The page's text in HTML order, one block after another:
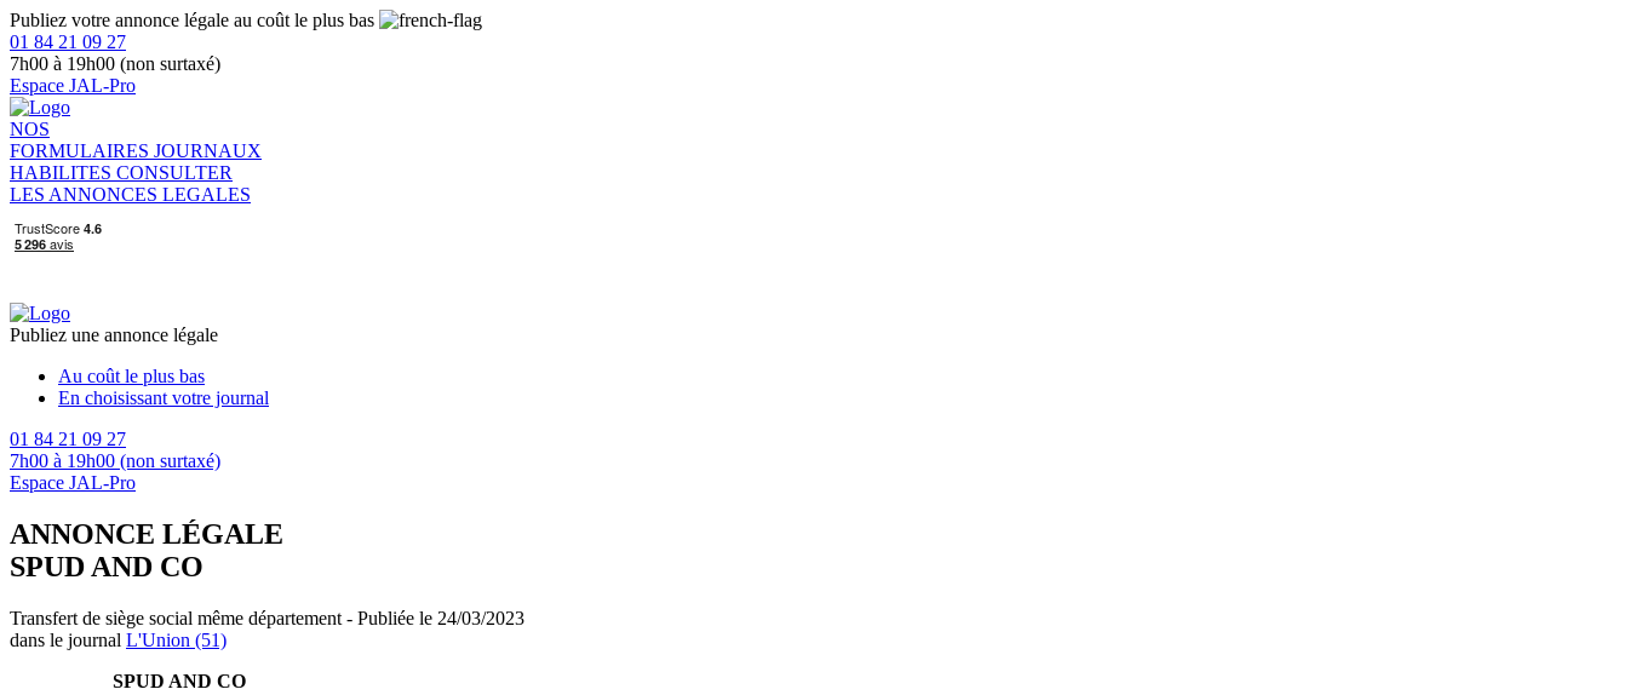
Publiez votre annonce légale au coût le plus bas
01 84 21 09 27
7h00 à 19h00 (non surtaxé)
Espace JAL-Pro
NOS
FORMULAIRES JOURNAUX
HABILITES CONSULTER
LES ANNONCES LEGALES
Publiez une annonce légale
Au coût le plus bas
En choisissant votre journal
01 84 21 09 27
7h00 à 19h00 (non surtaxé)
Espace JAL-Pro
ANNONCE LÉGALE
SPUD AND CO
Transfert de siège social même département - Publiée le 24/03/2023
dans le journal L'Union (51)
SPUD AND CO